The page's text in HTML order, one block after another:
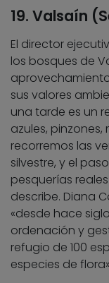
19. Valsaín
El director
los bosques de
sus valores
una tarde es un
azules,
recorremos las
silvestre, y el
pesquerías
describe. Diana
«desde hace
ordenación y
refugio de 100
especies de